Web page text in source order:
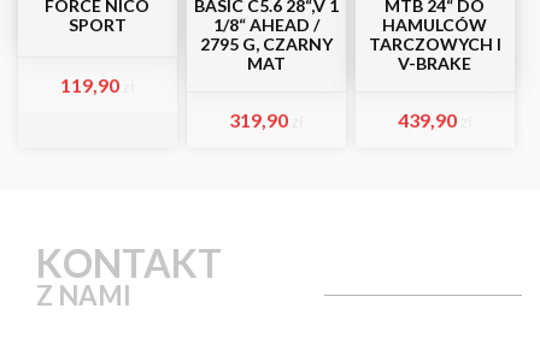
FORCE NICO
SPORT
119,90
BASIC C5.6 28“,V 1
1/8“ AHEAD /
2795 G, CZARNY
MAT
319,90
MTB 24“ DO
HAMULCÓW
TARCZOWYCH I
V-BRAKE
439,90
KONTAKT
Z NAMI